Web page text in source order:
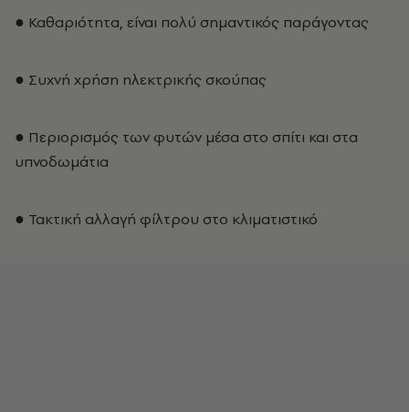
● Καθαριότητα, είναι πολύ σημαντικός παράγοντας
● Συχνή χρήση ηλεκτρικής σκούπας
● Περιορισμός των φυτών μέσα στο σπίτι και στα
υπνοδωμάτια
● Τακτική αλλαγή φίλτρου στο κλιματιστικό